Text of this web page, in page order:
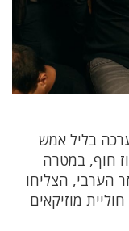
בליל אמש
חוף, במטרה
הערבי, הצליחו
מוזיקאים